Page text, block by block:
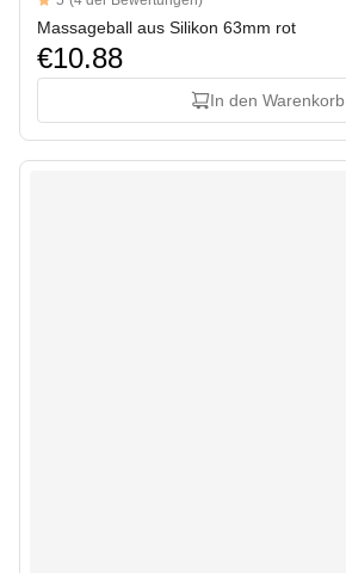
5 out of 5 stars
Massageball aus Silikon 63mm rot
€10.88
In den Warenkorb